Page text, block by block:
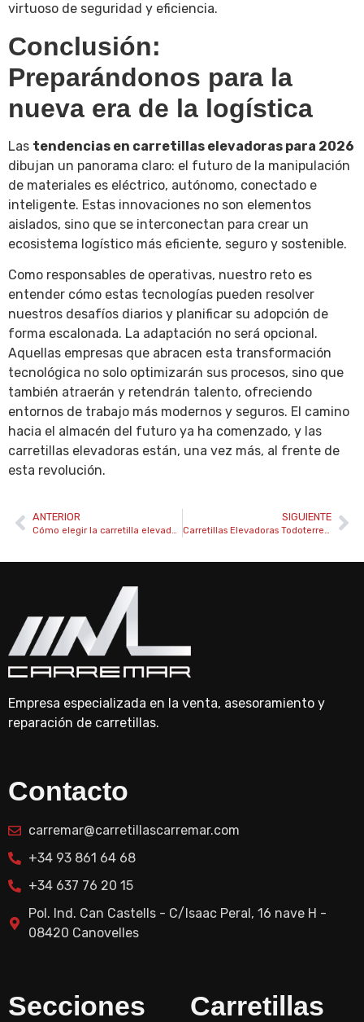
virtuoso de seguridad y eficiencia.
Conclusión:
Preparándonos para la
nueva era de la logística
Las tendencias en carretillas elevadoras para 2026
dibujan un panorama claro: el futuro de la manipulación
de materiales es eléctrico, autónomo, conectado e
inteligente. Estas innovaciones no son elementos
aislados, sino que se interconectan para crear un
ecosistema logístico más eficiente, seguro y sostenible.
Como responsables de operativas, nuestro reto es
entender cómo estas tecnologías pueden resolver
nuestros desafíos diarios y planificar su adopción de
forma escalonada. La adaptación no será opcional.
Aquellas empresas que abracen esta transformación
tecnológica no solo optimizarán sus procesos, sino que
también atraerán y retendrán talento, ofreciendo
entornos de trabajo más modernos y seguros. El camino
hacia el almacén del futuro ya ha comenzado, y las
carretillas elevadoras están, una vez más, al frente de
esta revolución.
ANTERIOR SIGUIENTE
Empresa especializada en la venta, asesoramiento y
reparación de carretillas.
Contacto
carremar@carretillascarremar.com
+34 93 861 64 68
+34 637 76 20 15
Pol. Ind. Can Castells - C/Isaac Peral, 16 nave H -
08420 Canovelles
Secciones Carretillas